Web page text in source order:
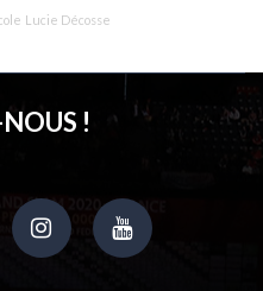
Lucie Décosse
!